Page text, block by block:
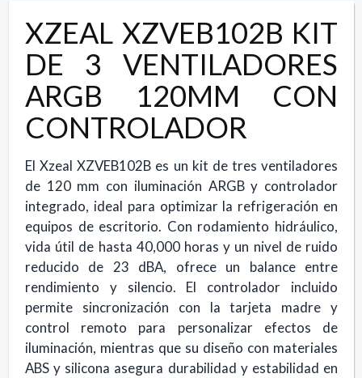
XZEAL XZVEB102B KIT
DE 3 VENTILADORES
ARGB 120MM CON
CONTROLADOR
El Xzeal XZVEB102B es un kit de tres ventiladores
de 120 mm con iluminación ARGB y controlador
integrado, ideal para optimizar la refrigeración en
equipos de escritorio. Con rodamiento hidráulico,
vida útil de hasta 40,000 horas y un nivel de ruido
reducido de 23 dBA, ofrece un balance entre
rendimiento y silencio. El controlador incluido
permite sincronización con la tarjeta madre y
control remoto para personalizar efectos de
iluminación, mientras que su diseño con materiales
ABS y silicona asegura durabilidad y estabilidad en